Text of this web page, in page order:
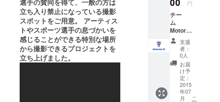
選手の賛同を得て、一般の方は
立ち入り禁止になっている撮影
スポットをご用意。 アーティス
トやスポーツ選手の息づかいを
感じることができる特別な場所
から撮影できるプロジェクトを
立ち上げました。
00 円
チー
ム
Motorra
d#39
オリジ
ナルタ
オル ※
観戦チ
ケット
や撮影
会は付
支援
者：
0人
お届
け予
定：
2015
年07
月
こ